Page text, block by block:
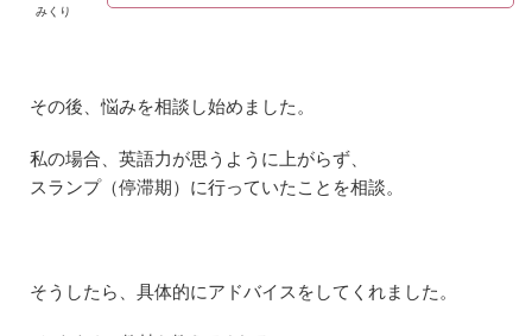
みくり
その後、悩みを相談し始めました。
私の場合、英語力が思うように上がらず、
スランプ（停滞期）に行っていたことを相談。
そうしたら、具体的にアドバイスをしてくれました。